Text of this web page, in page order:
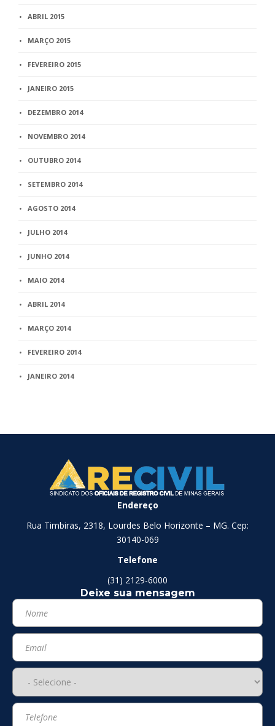
ABRIL 2015
MARÇO 2015
FEVEREIRO 2015
JANEIRO 2015
DEZEMBRO 2014
NOVEMBRO 2014
OUTUBRO 2014
SETEMBRO 2014
AGOSTO 2014
JULHO 2014
JUNHO 2014
MAIO 2014
ABRIL 2014
MARÇO 2014
FEVEREIRO 2014
JANEIRO 2014
Endereço
Rua Timbiras, 2318, Lourdes Belo Horizonte – MG. Cep:
30140-069
Telefone
(31) 2129-6000
Deixe sua mensagem